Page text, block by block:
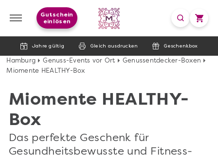
Jahre gültig Gleich ausdrucken Geschenkbox
Gutschein
einlösen
Hamburg Genuss-Events vor Ort
Genussentdecker-Boxen
Miomente HEALTHY-Box
Miomente HEALTHY-
Box
Das perfekte Geschenk für
Gesundheitsbewusste und Fitness-